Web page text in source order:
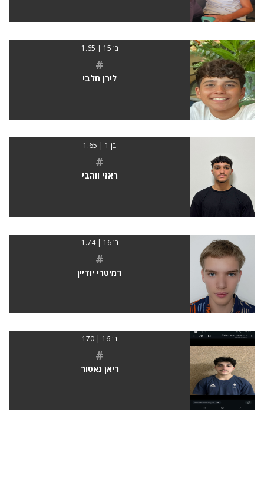
בן 15 | 1.65
#
לירן חלבי
בן 1 | 1.65
#
ראזי ווהבי
בן 16 | 1.74
#
דמיטרי יודיין
בן 16 | 170
#
ריאן נאטור